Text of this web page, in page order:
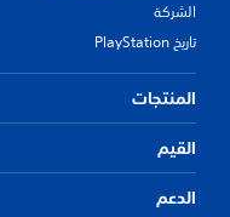
الشركة
تاريخ PlayStation
المنتجات
القيم
الدعم